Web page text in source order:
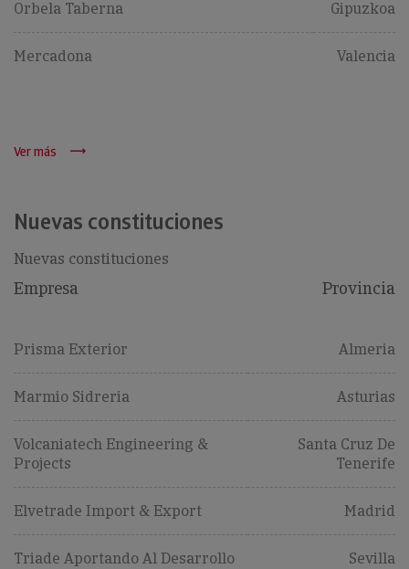
Orbela Taberna Gipuzkoa
Mercadona Valencia
Ver más
Nuevas constituciones
Nuevas constituciones
Empresa Provincia
Prisma Exterior Almeria
Marmio Sidreria Asturias
Volcaniatech Engineering &
Projects
Santa Cruz De
Tenerife
Elvetrade Import & Export Madrid
Triade Aportando Al Desarrollo Sevilla